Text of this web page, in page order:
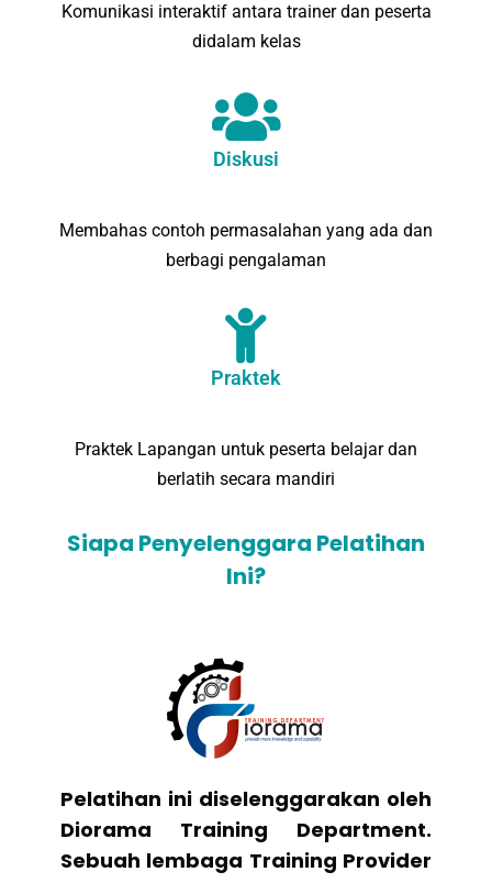
Komunikasi interaktif antara trainer dan peserta
didalam kelas
Diskusi
Membahas contoh permasalahan yang ada dan
berbagi pengalaman
Praktek
Praktek Lapangan untuk peserta belajar dan
berlatih secara mandiri
Siapa Penyelenggara Pelatihan
Ini?
Pelatihan ini diselenggarakan oleh
Diorama Training Department.
Sebuah lembaga Training Provider